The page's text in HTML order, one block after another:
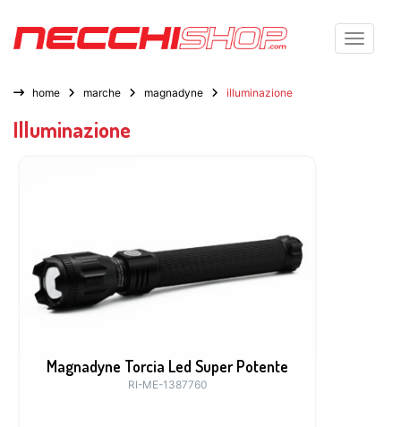
Toggle
home marche magnadyne illuminazione
Illuminazione
Magnadyne Torcia Led Super Potente
RI-ME-1387760